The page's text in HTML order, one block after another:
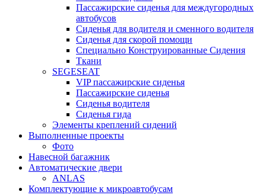
Пассажирские сиденья для междугородных
автобусов
Сиденья для водителя и сменного водителя
Сиденья для скорой помощи
Специально Конструированные Сидения
Ткани
SEGESEAT
VIP пассажирские сиденья
Пассажирские сиденья
Сиденья водителя
Сиденья гида
Элементы креплений сидений
Выполненные проекты
Фото
Навесной багажник
Автоматические двери
ANLAS
Комплектующие к микроавтобусам